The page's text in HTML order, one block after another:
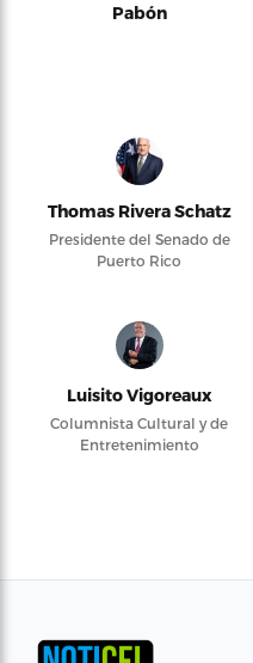
Pabón
Thomas Rivera Schatz
Presidente del Senado de
Puerto Rico
Luisito Vigoreaux
Columnista Cultural y de
Entretenimiento